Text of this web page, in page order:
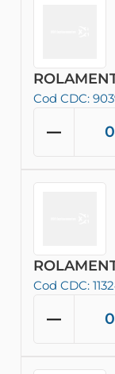
Cod CDC:
Cod CDC: